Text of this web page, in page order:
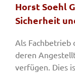
Horst Soehl
Sicherheit
Als Fachbetrieb
deren
verfügen. Dies